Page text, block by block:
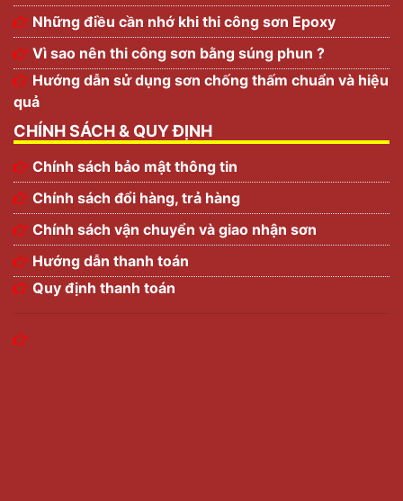
Những điều cần nhớ khi thi công sơn Epoxy
Vì sao nên thi công sơn bằng súng phun ?
Hướng dẫn sử dụng sơn chống thấm chuẩn và hiệu
quả
CHÍNH SÁCH & QUY ĐỊNH
Chính sách bảo mật thông tin
Chính sách đổi hàng, trả hàng
Chính sách vận chuyển và giao nhận sơn
Hướng dẫn thanh toán
Quy định thanh toán